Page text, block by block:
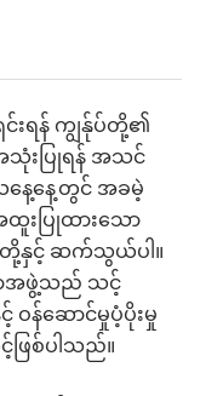
င်းရန် ကျွန်ုပ်တို့၏
သုံးပြုရန် အသင်
နေ့နေ့တွင် အခမဲ့
ပြုထားသော
တို့နှင့် ဆက်သွယ်ပါ။
ာအဖွဲ့သည် သင့်
န်ဆောင်မှုပံ့ပိုးမှု
ဖြစ်ပါသည်။